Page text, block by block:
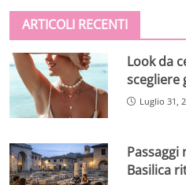
ARTICOLI RECENTI
Look da
scegliere
Luglio 31,
Passaggi
Basilica